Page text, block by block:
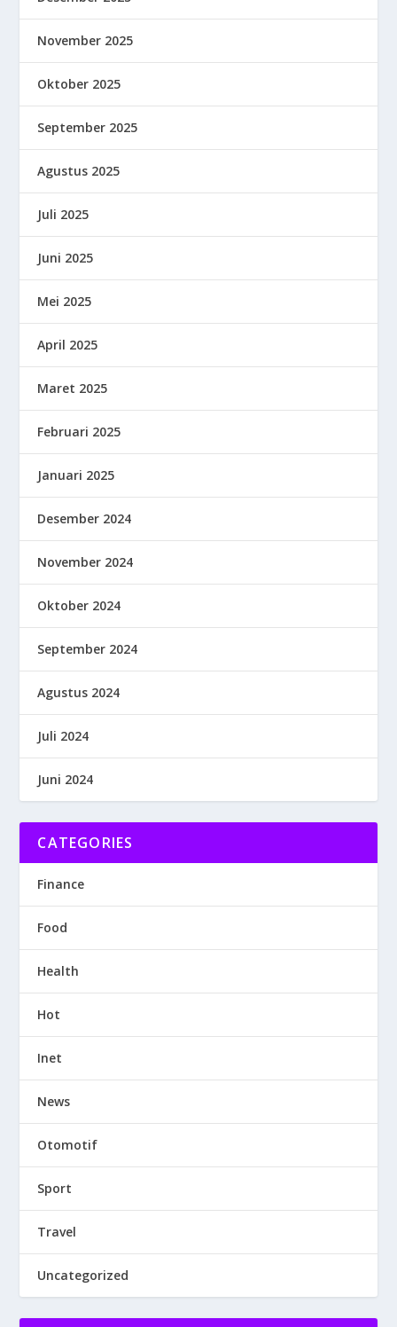
November 2025
Oktober 2025
September 2025
Agustus 2025
Juli 2025
Juni 2025
Mei 2025
April 2025
Maret 2025
Februari 2025
Januari 2025
Desember 2024
November 2024
Oktober 2024
September 2024
Agustus 2024
Juli 2024
Juni 2024
CATEGORIES
Finance
Food
Health
Hot
Inet
News
Otomotif
Sport
Travel
Uncategorized